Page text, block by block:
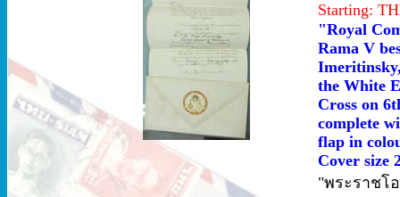
Starting:
"Royal
Rama V
the White
Cross on
complete
flap in
Cover size
"พระราชโ